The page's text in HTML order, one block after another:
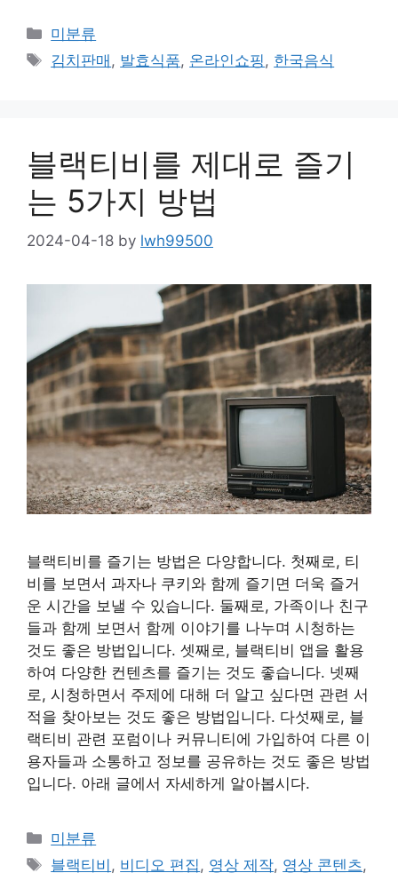
Categories
미분류
Tags
김치판매 , 발효식품, 온라인쇼핑, 한국음식
블랙티비를 제대로 즐기
는 5가지 방법
2024-04-18 by lwh99500
블랙티비를 즐기는 방법은 다양합니다. 첫째로, 티
비를 보면서 과자나 쿠키와 함께 즐기면 더욱 즐거
운 시간을 보낼 수 있습니다. 둘째로, 가족이나 친구
들과 함께 보면서 함께 이야기를 나누며 시청하는
것도 좋은 방법입니다. 셋째로, 블랙티비 앱을 활용
하여 다양한 컨텐츠를 즐기는 것도 좋습니다. 넷째
로, 시청하면서 주제에 대해 더 알고 싶다면 관련 서
적을 찾아보는 것도 좋은 방법입니다. 다섯째로, 블
랙티비 관련 포럼이나 커뮤니티에 가입하여 다른 이
용자들과 소통하고 정보를 공유하는 것도 좋은 방법
입니다. 아래 글에서 자세하게 알아봅시다.
Categories
미분류
Tags
블랙티비 , 비디오 편집 , 영상 제작, 영상 콘텐츠,